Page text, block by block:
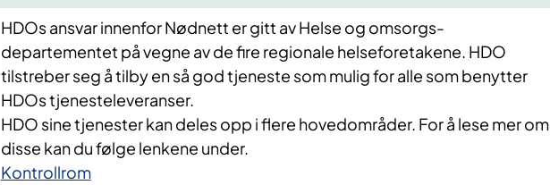
HDOs ansvar innenfor Nødnett er gitt​ av Helse og omsorgs-
departementet på vegne av de fire regionale helseforetakene. HDO
tilstreber seg å tilby en så god tjeneste som mulig for alle som benytter
HDOs tjenesteleveranser.
HDO sine tjenester kan deles opp i flere hovedområder. For å lese mer om
disse kan du følge lenkene under.
Kontrollrom